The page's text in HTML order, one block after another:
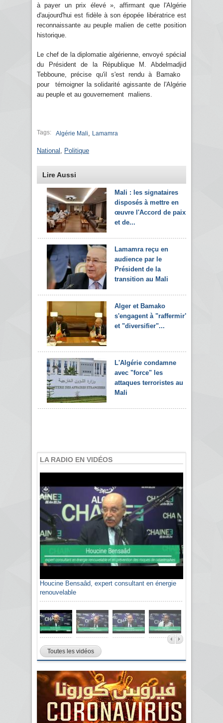
à payer un prix élevé », affirmant que l'Algérie
d'aujourd'hui est fidèle à son épopée libératrice est
reconnaissante au peuple malien de cette position
historique.
Le chef de la diplomatie algérienne, envoyé spécial
du Président de la République M. Abdelmadjid
Tebboune, précise qu'il s'est rendu à Bamako
pour témoigner la solidarité agissante de l'Algérie
au peuple et au gouvernement maliens.
Tags: Algérie Mali Lamamra
National Politique
Lire Aussi
Mali : les signataires
disposés à mettre en
œuvre l'Accord de paix
et de...
Lamamra reçu en
audience par le
Président de la
transition au Mali
Alger et Bamako
s'engagent à "raffermir"
et "diversifier"...
L'Algérie condamne
avec "force" les
attaques terroristes au
Mali
LA RADIO EN VIDÉOS
Houcine Bensaâd, expert consultant en énergie
renouvelable
Sami Agli, président de la Confédération
algérienne du patronat citoyen CAPC
Toutes les vidéos